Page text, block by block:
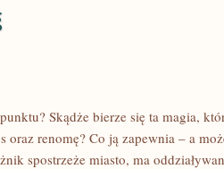
Skądże bierze się ta magia,
renomę? Co ją zapewnia – a
spostrzeże miasto, ma